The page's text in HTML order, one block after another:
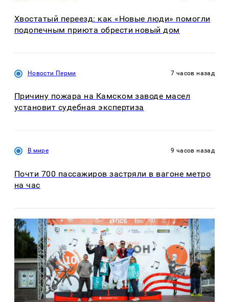
Хвостатый переезд: как «Новые люди» помогли
подопечным приюта обрести новый дом
Новости Перми 7 часов назад
Причину пожара на Камском заводе масел
установит судебная экспертиза
В мире 9 часов назад
Почти 700 пассажиров застряли в вагоне метро
на час